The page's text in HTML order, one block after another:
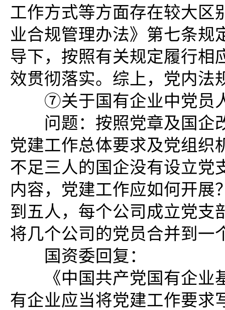
工作方式等方面存在较大区
业合规管理办法》第七条规
导下，按照有关规定履行相
效贯彻落实。综上，党内法
⑦关于国有企业中党员人
问题：按照党章及国企
党建工作总体要求及党组织
不足三人的国企没有设立党
内容，党建工作应如何开展
到五人，每个公司成立党支
将几个公司的党员合并到一
国资委回复：
《中国共产党国有企业
有企业应当将党建工作要求